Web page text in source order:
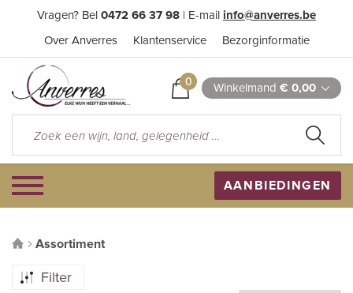
Vragen? Bel 0472 66 37 98 | E-mail info@anverres.be
Over Anverres Klantenservice Bezorginformatie
0 Winkelmand € 0,00
AANBIEDINGEN
Assortiment
Filter